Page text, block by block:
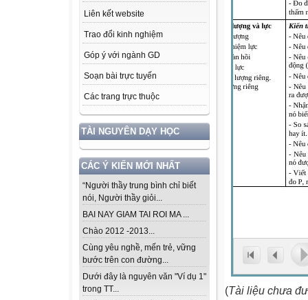
Liên kết website
Trao đổi kinh nghiệm
Góp ý với ngành GD
Soạn bài trực tuyến
Các trang trực thuộc
TÀI NGUYÊN DẠY HỌC
CÁC Ý KIẾN MỚI NHẤT
“Người thầy trung bình chỉ biết
nói, Người thầy giỏi...
BAI NAY GIAM TAI ROI MA ...
Chào 2012 -2013...
Cùng yêu nghề, mến trẻ, vững
bước trên con đường...
Dưới đây là nguyên văn "Ví dụ 1"
trong TT...
(Tài liệu chưa